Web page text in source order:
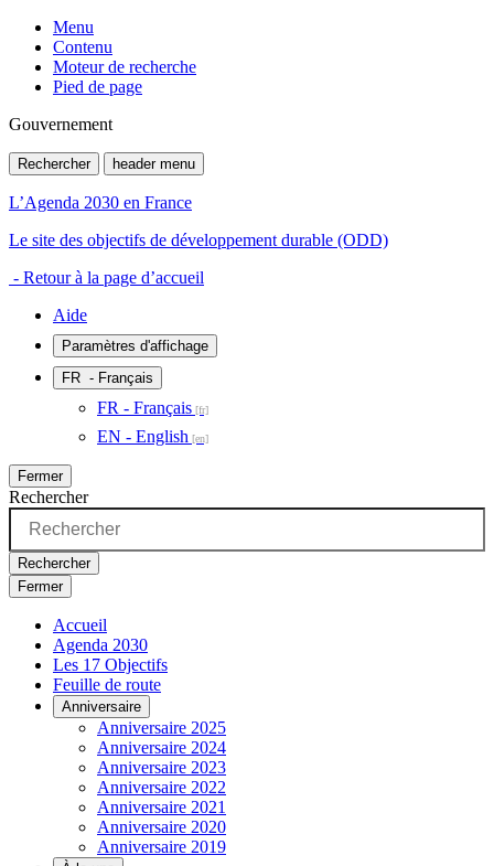
Menu
Contenu
Moteur de recherche
Pied de page
Gouvernement
Rechercher header menu
L’Agenda 2030 en France
Le site des objectifs de développement durable (ODD)
- Retour à la page d’accueil
Aide
Paramètres d'affichage
FR - Français
FR - Français
EN - English
Fermer
Rechercher
Rechercher
Fermer
Accueil
Agenda 2030
Les 17 Objectifs
Feuille de route
Anniversaire
Anniversaire 2025
Anniversaire 2024
Anniversaire 2023
Anniversaire 2022
Anniversaire 2021
Anniversaire 2020
Anniversaire 2019